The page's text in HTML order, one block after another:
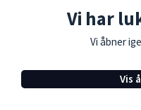
Vi har
Vi åbner
Vis